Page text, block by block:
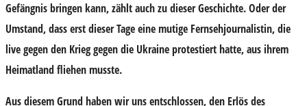
Gefängnis bringen kann, zählt auch zu dieser Geschichte. Oder der
Umstand, dass erst dieser Tage eine mutige Fernsehjournalistin, die
live gegen den Krieg gegen die Ukraine protestiert hatte, aus ihrem
Heimatland fliehen musste.
Aus diesem Grund haben wir uns entschlossen, den Erlös des